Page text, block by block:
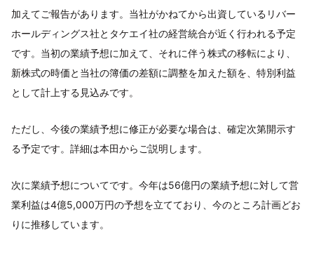
加えてご報告があります。当社がかねてから出資しているリバー
ホールディングス社とタケエイ社の経営統合が近く行われる予定
です。当初の業績予想に加えて、それに伴う株式の移転により、
新株式の時価と当社の簿価の差額に調整を加えた額を、特別利益
として計上する見込みです。
ただし、今後の業績予想に修正が必要な場合は、確定次第開示す
る予定です。詳細は本田からご説明します。
次に業績予想についてです。今年は56億円の業績予想に対して営
業利益は4億5,000万円の予想を立てており、今のところ計画どお
りに推移しています。